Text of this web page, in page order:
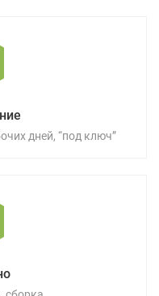
дней, “под ключ”